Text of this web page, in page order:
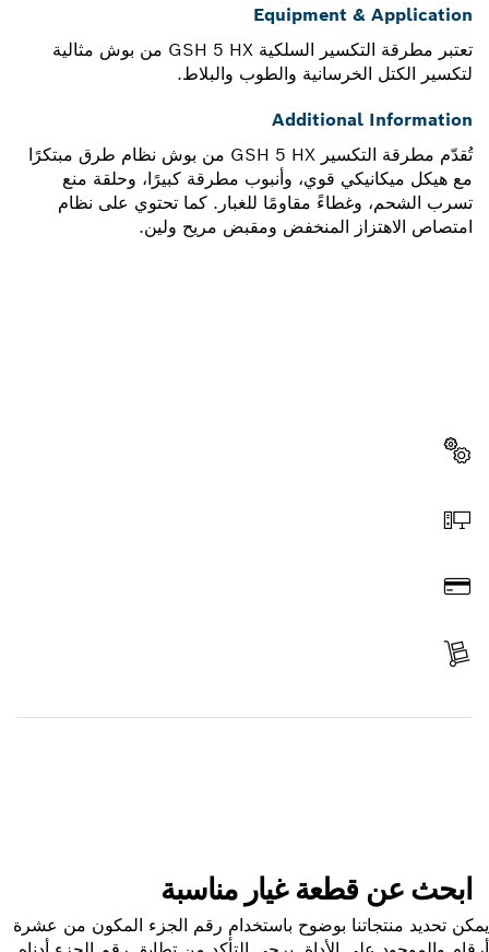
Equipment & Application
تعتبر مطرقة التكسير السلكية GSH 5 HX من بوش مثالية
لتكسير الكتل الخرسانية والطوب والبلاط.
Additional Information
تُقدّم مطرقة التكسير GSH 5 HX من بوش نظام طرق مبتكرًا
مع هيكل ميكانيكي قوي، وأنبوب مطرقة كبيرًا، وحلقة منع
تسرب الشحم، وغطاءً مقاومًا للغبار. كما تحتوي على نظام
امتصاص الاهتزاز المنخفض ومقبض مريح ولين.
ابحث عن قطعة غيار مناسبة
تحديد منتجاتنا بوضوح باستخدام رقم الجزء المكون من عشرة